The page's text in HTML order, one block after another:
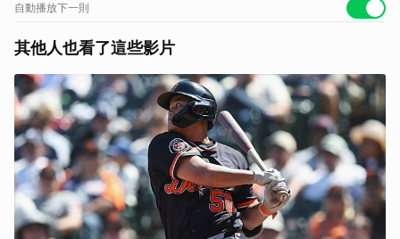
（BNP）、心臟生物指標等檢查。其中，D-二聚體可用於靜脈血栓症、
況。
險。透過這些檢查，有助揪出心、肝、腎衰竭的危機。
避免久坐久站助改善靜脈回流
袁明琦提醒，下午或晚上，特別是久坐或久站後，血液和體液容易積聚在
下肢，造成腫脹的情形會較為明顯。因此，避免長時間坐著或站著，有助
促進下肢靜脈血液回流，改善水腫問題。
看更多：日本搞怪「自拍阿嬤」97歲西本喜美子離世！曾傳出腳痛住院
腿部常見症狀一次看
靜脈曲張不僅影響美觀，更可能引發多種腿部不適症狀，包括：
疼痛、疲勞、水腫
自動播放下一則
其他人也看了這些影片